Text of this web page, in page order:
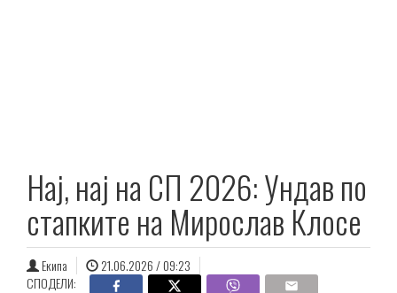
Нај, нај на СП 2026: Ундав по
стапките на Мирослав Клосе
Екипа
21.06.2026 / 09:23
СПОДЕЛИ: